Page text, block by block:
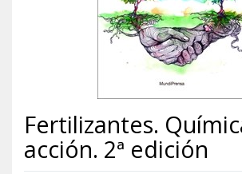
Fertilizantes.
acción. 2ª edición